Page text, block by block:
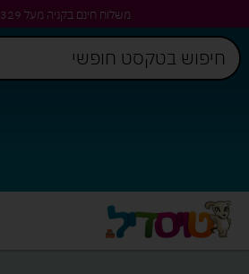
משלוח חינם בקניה מעל 329 ש"ח!!